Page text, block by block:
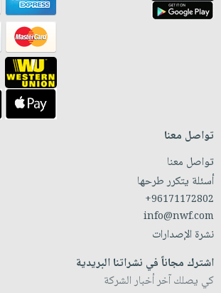
تواصل معنا
تواصل معنا
أسئلة يتكرر طرحها
+96171172802
info@nwf.com
نشرة الإصدارات
اشترك مجاناً في نشراتنا البريدية
كي يصلك آخر أخبار الشركة